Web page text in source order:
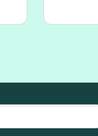
leve MS.nl